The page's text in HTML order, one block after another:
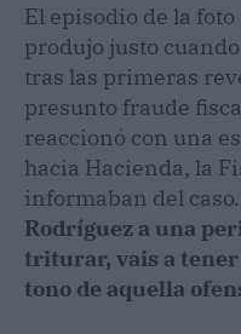
El episodio de la
produjo justo
tras las primeras
presunto fraude
reaccionó con una
hacia Hacienda, la
informaban del caso.
Rodríguez a una
triturar, vais a
tono de aquella